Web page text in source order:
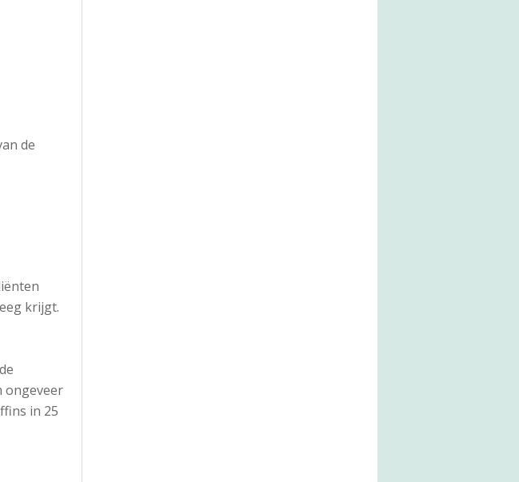
de
krijgt.
ongeveer
in 25